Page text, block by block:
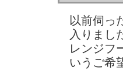
以前伺っ
入りまし
レンジフ
いうご希